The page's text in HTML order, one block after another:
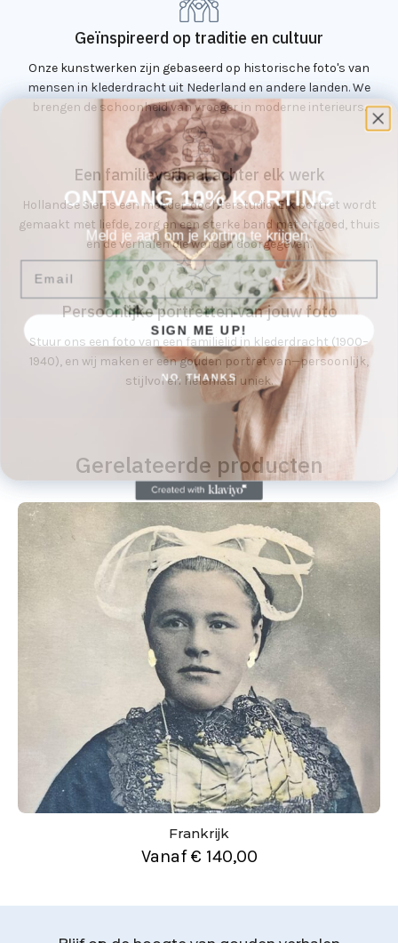
Geïnspireerd op traditie en cultuur
Onze kunstwerken zijn gebaseerd op historische foto's van
mensen in klederdracht uit Nederland en andere landen. We
brengen de schoonheid van vroeger in moderne interieurs.
Een familieverhaal achter elk werk
Hollandse Sier is een moeder-dochterstudio. Elk portret wordt
gemaakt met liefde, zorg en een sterke band met erfgoed, thuis
en de verhalen die worden doorgegeven.
Persoonlijke portretten van jouw foto
Stuur ons een foto van een familielid in klederdracht (1900–
1940), en wij maken er een gouden portret van—persoonlijk,
stijlvol en helemaal uniek.
Gerelateerde producten
Frankrijk
Vanaf€ 140,00
ONTVANG 10% KORTING
Meld je aan om je korting te krijgen.
Email
SIGN ME UP!
NO, THANKS